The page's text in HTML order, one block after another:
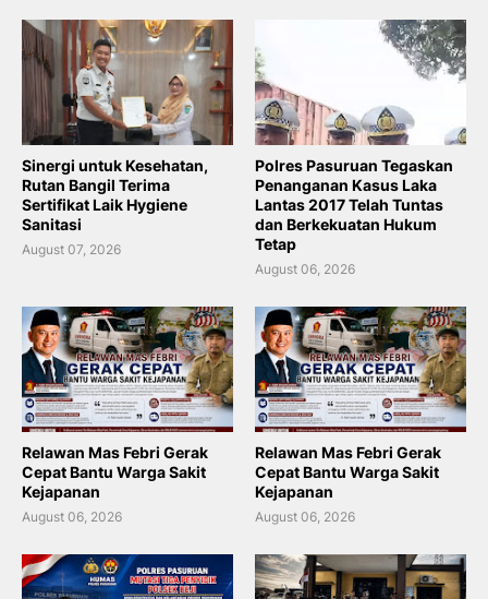
Sinergi untuk Kesehatan,
Rutan Bangil Terima
Sertifikat Laik Hygiene
Sanitasi
August 07, 2026
Polres Pasuruan Tegaskan
Penanganan Kasus Laka
Lantas 2017 Telah Tuntas
dan Berkekuatan Hukum
Tetap
August 06, 2026
Relawan Mas Febri Gerak
Cepat Bantu Warga Sakit
Kejapanan
August 06, 2026
Relawan Mas Febri Gerak
Cepat Bantu Warga Sakit
Kejapanan
August 06, 2026